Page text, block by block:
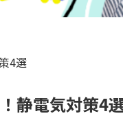
4選
静電気対策4